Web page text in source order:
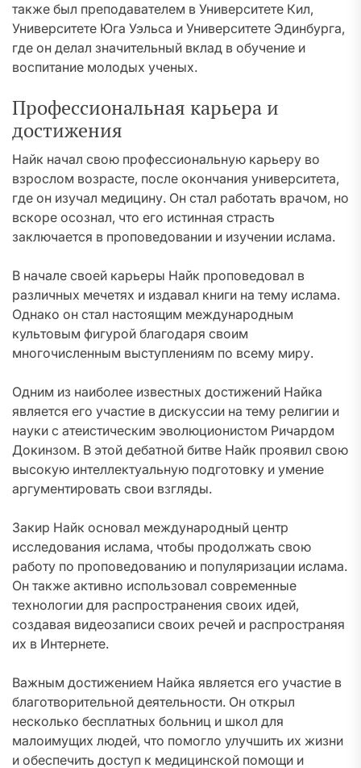
также был преподавателем в Университете Кил,
Университете Юга Уэльса и Университете Эдинбурга,
где он делал значительный вклад в обучение и
воспитание молодых ученых.
Профессиональная карьера и
достижения
Найк начал свою профессиональную карьеру во
взрослом возрасте, после окончания университета,
где он изучал медицину. Он стал работать врачом, но
вскоре осознал, что его истинная страсть
заключается в проповедовании и изучении ислама.
В начале своей карьеры Найк проповедовал в
различных мечетях и издавал книги на тему ислама.
Однако он стал настоящим международным
культовым фигурой благодаря своим
многочисленным выступлениям по всему миру.
Одним из наиболее известных достижений Найка
является его участие в дискуссии на тему религии и
науки с атеистическим эволюционистом Ричардом
Докинзом. В этой дебатной битве Найк проявил свою
высокую интеллектуальную подготовку и умение
аргументировать свои взгляды.
Закир Найк основал международный центр
исследования ислама, чтобы продолжать свою
работу по проповедованию и популяризации ислама.
Он также активно использовал современные
технологии для распространения своих идей,
создавая видеозаписи своих речей и распространяя
их в Интернете.
Важным достижением Найка является его участие в
благотворительной деятельности. Он открыл
несколько бесплатных больниц и школ для
малоимущих людей, что помогло улучшить их жизни
и обеспечить доступ к медицинской помощи и